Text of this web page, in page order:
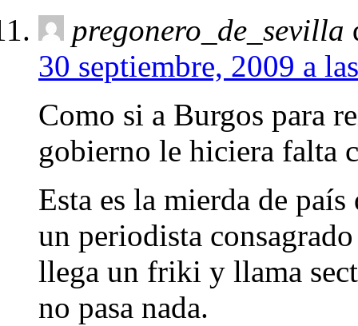
pregonero_de_sevilla
30 septiembre, 2009 a
Como si a Burgos para
gobierno le hiciera falta
Esta es la mierda de
un periodista
llega un friki y llama
no pasa nada.